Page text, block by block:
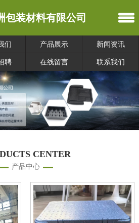
包装材料有限公司
们 产品展示 新闻资讯
聘 在线留言 联系我们
CENTER
产品中心